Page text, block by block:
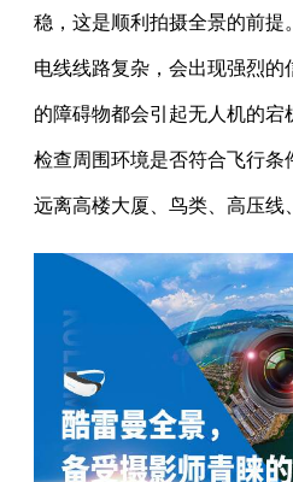
稳，这是顺利拍摄全景的前提
电线线路复杂，会出现强烈
的障碍物都会引起无人机的
检查周围环境是否符合飞行条
远离高楼大厦、鸟类、高压线